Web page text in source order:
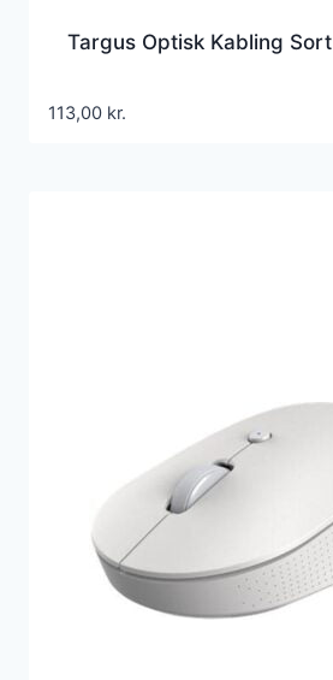
Targus Optisk Kabling Sort
113,00 kr.